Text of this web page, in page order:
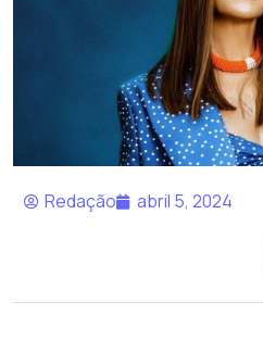
Redação abril 5, 2024